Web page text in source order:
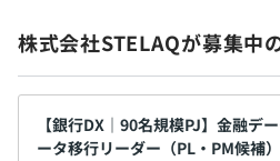
プロジェクトごとに選択
株式会社STELAQが募集中
【銀行DX｜90名規模PJ】金融デ
ータ移行リーダー（PL・PM候補）